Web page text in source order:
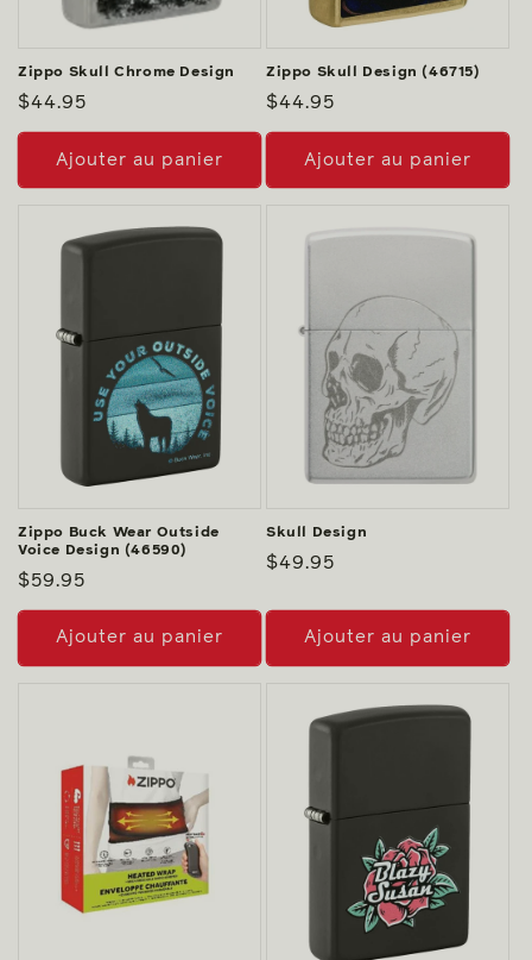
Zippo Skull Chrome Design
Prix
habituel
$44.95
Ajouter au panier
Zippo Skull Design (46715)
Prix
habituel
$44.95
Ajouter au panier
Zippo Buck Wear Outside
Voice Design (46590)
Prix
habituel
$59.95
Ajouter au panier
Skull Design
Prix
$49.95
Ajouter au panier